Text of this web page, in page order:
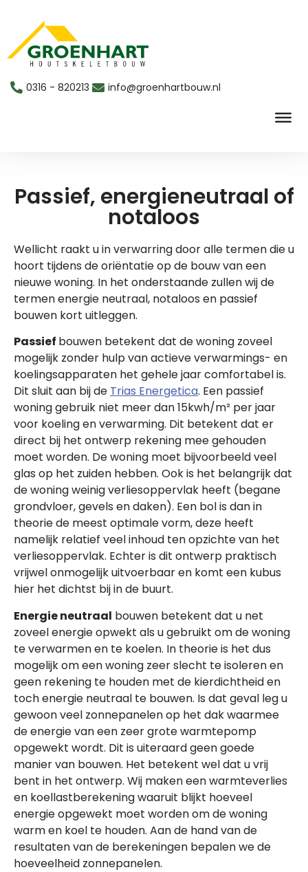
0316 - 820213 info@groenhartbouw.nl
Snelofferte aanvragen
Passief, energieneutraal of
notaloos
Wellicht raakt u in verwarring door alle termen die u
hoort tijdens de oriëntatie op de bouw van een
nieuwe woning. In het onderstaande zullen wij de
termen energie neutraal, notaloos en passief
bouwen kort uitleggen.
Passief bouwen betekent dat de woning zoveel
mogelijk zonder hulp van actieve verwarmings- en
koelingsapparaten het gehele jaar comfortabel is.
Dit sluit aan bij de Trias Energetica. Een passief
woning gebruik niet meer dan 15kwh/m² per jaar
voor koeling en verwarming. Dit betekent dat er
direct bij het ontwerp rekening mee gehouden
moet worden. De woning moet bijvoorbeeld veel
glas op het zuiden hebben. Ook is het belangrijk dat
de woning weinig verliesoppervlak heeft (begane
grondvloer, gevels en daken). Een bol is dan in
theorie de meest optimale vorm, deze heeft
namelijk relatief veel inhoud ten opzichte van het
verliesoppervlak. Echter is dit ontwerp praktisch
vrijwel onmogelijk uitvoerbaar en komt een kubus
hier het dichtst bij in de buurt.
Energie neutraal bouwen betekent dat u net
zoveel energie opwekt als u gebruikt om de woning
te verwarmen en te koelen. In theorie is het dus
mogelijk om een woning zeer slecht te isoleren en
geen rekening te houden met de kierdichtheid en
toch energie neutraal te bouwen. Is dat geval leg u
gewoon veel zonnepanelen op het dak waarmee
de energie van een zeer grote warmtepomp
opgewekt wordt. Dit is uiteraard geen goede
manier van bouwen. Het betekent wel dat u vrij
bent in het ontwerp. Wij maken een warmteverlies
en koellastberekening waaruit blijkt hoeveel
energie opgewekt moet worden om de woning
warm en koel te houden. Aan de hand van de
resultaten van de berekeningen bepalen we de
hoeveelheid zonnepanelen.